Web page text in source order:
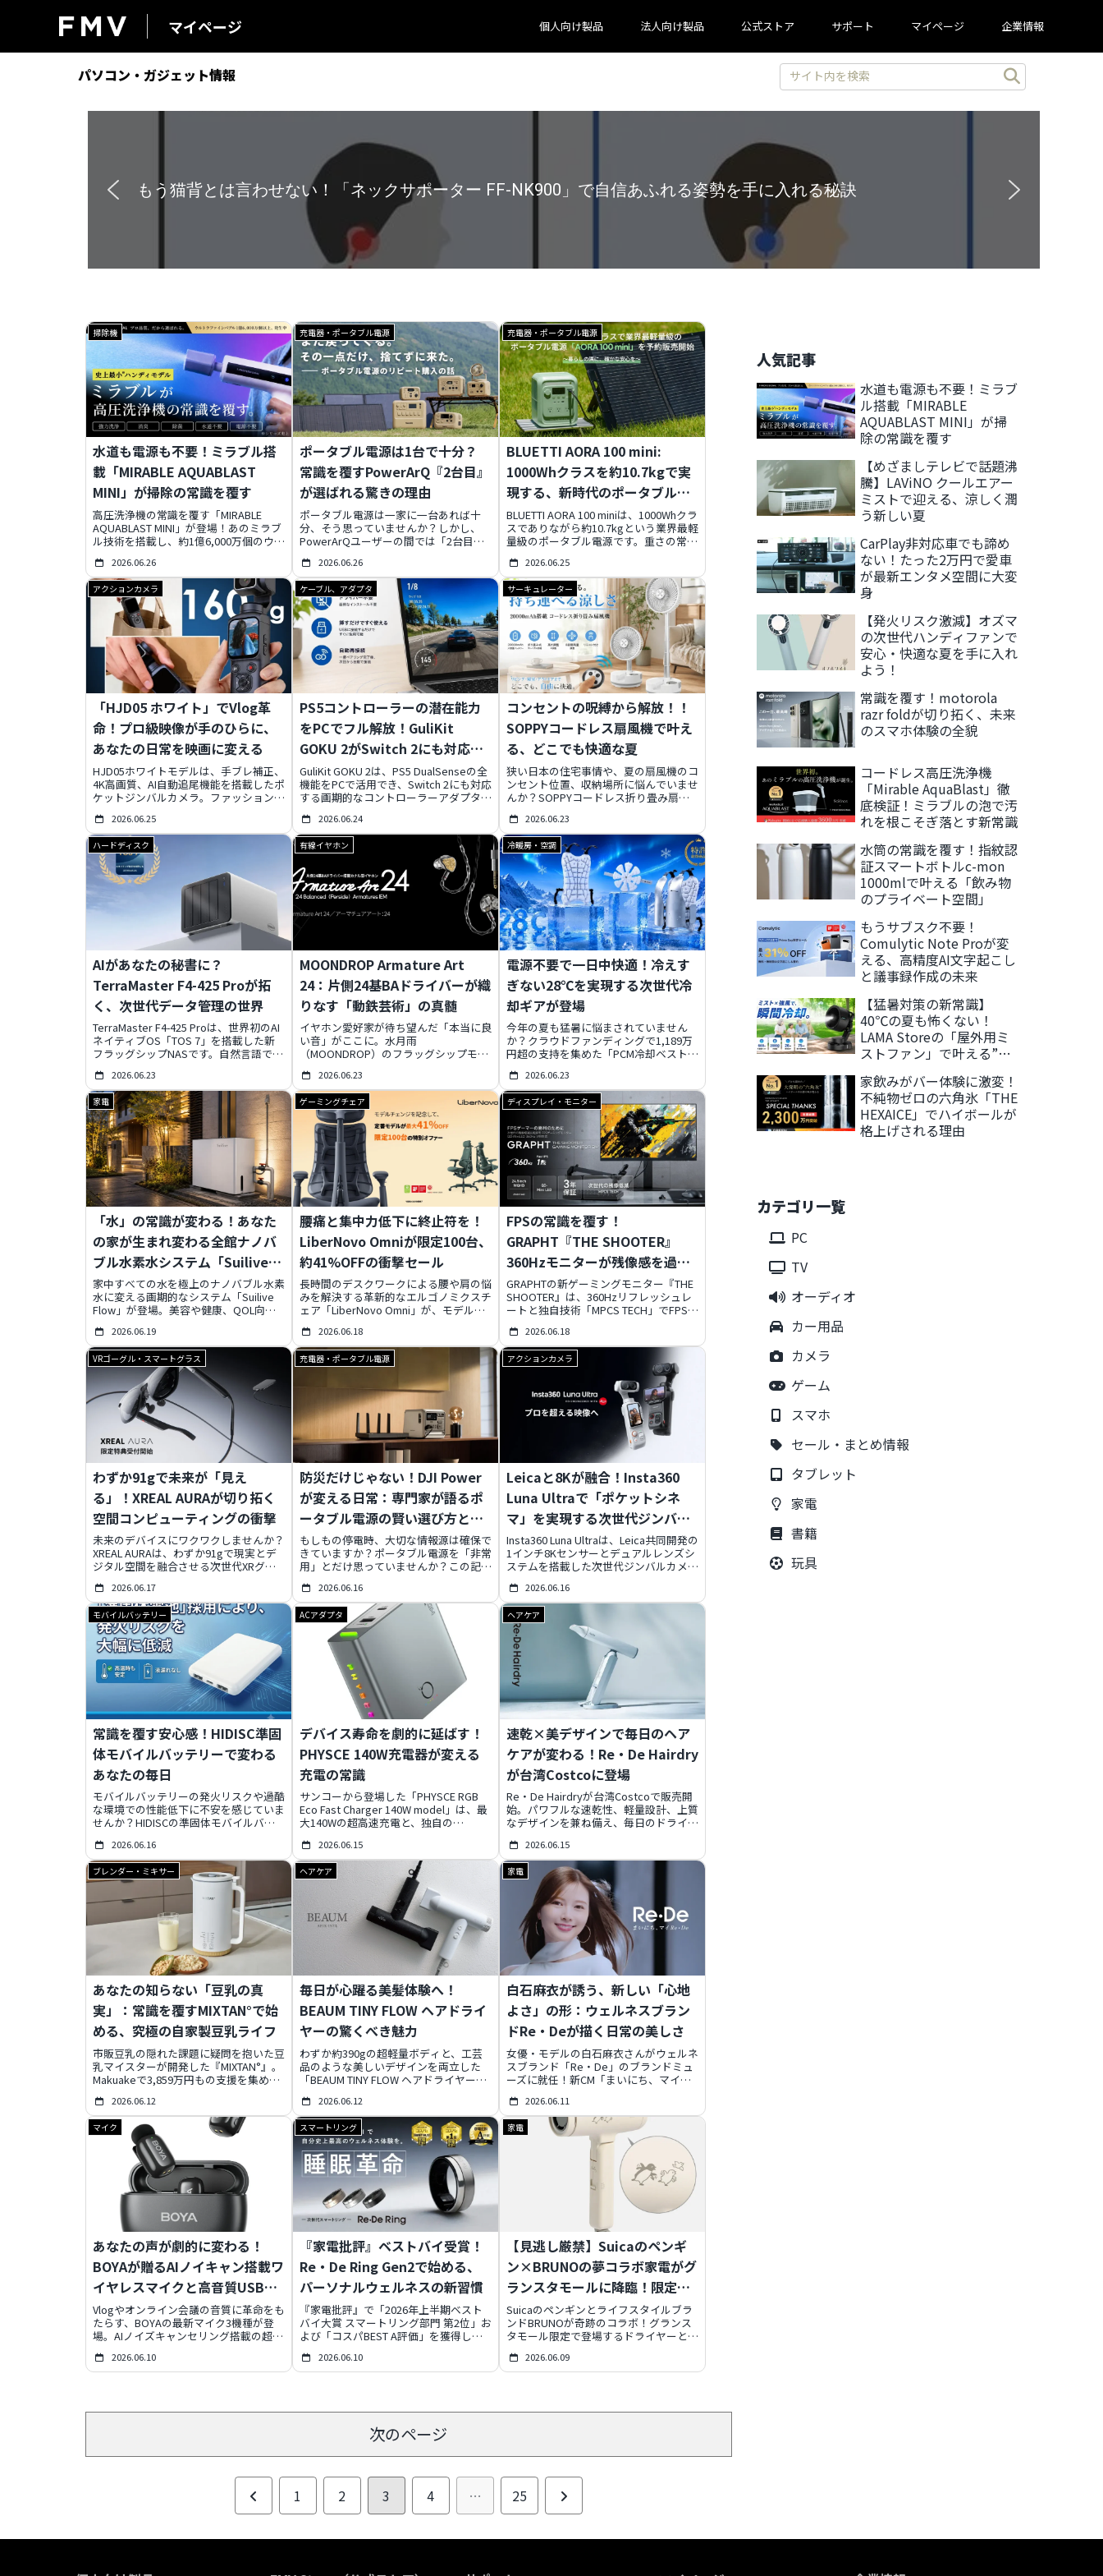
FMV マイページ
マイページ 個人向け製品 法人向け製品 公式ストア サポート マイページ 企業情報
パソコン・ガジェット情報
【速報】アラジン公式オンラインショップが劇的リニューアル！快適すぎる体験と豪華特典を見逃すな！
掃除機
水道も電源も不要！ミラブル搭
載「MIRABLE AQUABLAST
MINI」が掃除の常識を覆す
高圧洗浄機の常識を覆す「MIRABLE
AQUABLAST MINI」が登場！あのミラブ
ル技術を搭載し、約1億6,000万個のウル
＆消臭。約0.86kgの軽量ボディで水道・
コンセント不要、どこでも使える自由さ
が魅力です。Makuakeで先行販売中。
2026.06.26
充電器・ポータブル電源
ポータブル電源は1台で十分？
常識を覆すPowerArQ『2台目』
が選ばれる驚きの理由
ポータブル電源は一家に一台あれば十
分、そう思っていませんか？しかし、
PowerArQユーザーの間では「2台目」
は、単なる製品の性能を超えた、ユーザ
ーのライフスタイルに深く寄り添うブラ
ンド哲学と、確かな信頼関係がありまし
た。この記事では、なぜPowerArQが選
ばれ続けるのか、その魅力と製品ライン
ナップを深掘りします。
2026.06.26
充電器・ポータブル電源
BLUETTI AORA 100 mini:
1000Whクラスを約10.7kgで実
現する、新時代のポータブル電
源
BLUETTI AORA 100 miniは、1000Whクラ
スでありながら約10.7kgという業界最軽
量級のポータブル電源です。重さの常識
ート機能、そして約16年使える長寿命
バッテリーを搭載。日常使いからアウト
ドア、災害時まで、あらゆるシーンで電
力と安心をどこへでも持ち運べる自由な
暮らしを提供します。今ならお得な期間
限定キャンペーンも実施中です。
2026.06.25
アクションカメラ
「HJD05 ホワイト」でVlog革
命！プロ級映像が手のひらに、
あなたの日常を映画に変える
HJD05ホワイトモデルは、手ブレ補正、
4K高画質、AI自動追尾機能を搭載したポ
ケットジンバルカメラ。ファッションに
Vlog初心者でもプロ級の滑らかな映像を
簡単に撮影できます。高コスパで、あな
たの動画ライフをワンランクアップさせ
る一台です。
2026.06.25
ケーブル、アダプタ
PS5コントローラーの潜在能力
をPCでフル解放！GuliKit
GOKU 2がSwitch 2にも対応す
る究極のゲームアダプター
GuliKit GOKU 2は、PS5 DualSenseの全
機能をPCで活用でき、Switch 2にも対応
する画期的なコントローラーアダプター
遅延を実現し、多様なプラットフォーム
とコントローラーに対応。カスタマイズ
機能も充実し、ゲーマーの夢を叶えま
す。発売記念クーポンも提供中。
2026.06.24
サーキュレーター
コンセントの呪縛から解放！！
SOPPYコードレス扇風機で叶え
る、どこでも快適な夏
狭い日本の住宅事情や、夏の扇風機のコ
ンセント位置、収納場所に悩んでいませ
んか？SOPPYコードレス折り畳み扇風
20000mAh大容量バッテリーでコードレ
スの自由を、使わない時はコンパクトに
収納。高さ調整や8段階風量、リモコン
など多機能で、リビング、寝室、アウト
ドアまで、あなただけの快適空間を提供
します。
2026.06.23
ハードディスク
AIがあなたの秘書に？
TerraMaster F4-425 Proが拓
く、次世代データ管理の世界
TerraMaster F4-425 Proは、世界初のAI
ネイティブOS「TOS 7」を搭載した新
フラッグシップNASです。自然言語での
操作、ローカルAI処理、最大1010MB/s
の高速転送、そしてランサムウェアから
データを守るプロアクティブなバックア
ップ機能により、データ管理の常識を劇
的に変革します。クリエイターから家庭
ユーザーまで、あらゆるニーズに応える
この革新的なストレージハブが、あなた
の創造性と効率性を最大限に引き出しま
す。
2026.06.23
有線イヤホン
MOONDROP Armature Art
24：片側24基BAドライバーが織
りなす「動鉄芸術」の真髄
イヤホン愛好家が待ち望んだ「本当に良
い音」がここに。水月雨
（MOONDROP）のフラッグシップモデ
ル「Armature Art 24」は、片側24基と
いう前代未聞のBAドライバー構成で、
未体験の音響空間を実現します。特許取
得の低域モジュール
「SUPERWOOFER」から緻密な高域再
生、そして芸術的なデザインまで、その
秘密と魅力を徹底解説。18万円超えの
価格に見合う「動鉄芸術」の真価に迫り
ます。
2026.06.23
冷暖房・空調
電源不要で一日中快適！冷えす
ぎない28℃を実現する次世代冷
却ギアが登場
今年の夏も猛暑に悩まされていません
か？クラウドファンディングで1,189万
円超の支持を集めた「PCM冷却ベスト」
が、いよいよ一般販売を開始します。電
源不要で「冷えすぎない28℃」を長時
間キープする革新的なPCM素材と特許技
術により、あなたの夏を劇的に快適に変
えるでしょう。ベスト、バックパッド、
キャップパッドの3種類のラインナップ
で、あらゆるシーンの暑さ対策に貢献し
ます。
2026.06.23
家電
「水」の常識が変わる！あなた
の家が生まれ変わる全館ナノバ
ブル水素水システム「Suilive
Flow」の全貌
家中すべての水を極上のナノバブル水素
水に変える画期的なシステム「Suilive
Flow」が登場。美容や健康、QOL向上
に貢献するこの次世代水インフラが、銀
座で体験可能に。その驚きの機能と、あ
なたの生活にもたらす変化を徹底解説し
ます。
2026.06.19
ゲーミングチェア
腰痛と集中力低下に終止符を！
LiberNovo Omniが限定100台、
約41%OFFの衝撃セール
長時間のデスクワークによる腰や肩の悩
みを解決する革新的なエルゴノミクスチ
ェア「LiberNovo Omni」が、モデルチ
ェンジを記念し、限定100台で約41%オ
フ（約7万円引き）となるスペシャルセ
ールを開催中。体の動きに追従する「ダ
イナミック・サポート・システム」な
ど、驚異の機能で快適な座り心地を実現
します。フットレストも同時セール。
2026年6月23日までの期間限定、この見
逃せないチャンスであなたのワークスタ
イルを劇的に向上させましょう。
2026.06.18
ディスプレイ・モニター
FPSの常識を覆す！
GRAPHT『THE SHOOTER』
360Hzモニターが残像感を過去
にする
GRAPHTの新ゲーミングモニター『THE
SHOOTER』は、360Hzリフレッシュレ
ートと独自技術「MPCS TECH」でFPSの
残像感を劇的に低減。24.5インチ
WQHD、QD-Mini LED搭載で高精細な視
認性を実現し、スタンドレスモデルも選
択可能。FPSプレイヤーの勝利を強力に
2026.06.18
VRゴーグル・スマートグラス
わずか91gで未来が「見え
る」！XREAL AURAが切り拓く
空間コンピューティングの衝撃
未来のデバイスにワクワクしませんか？
XREAL AURAは、わずか91gで現実とデ
ジタル空間を融合させる次世代XRグラ
スです。GoogleとQualcommの最先端
技術を結集し、あなたの日常を劇的に変
える可能性を秘めています。この記事を
読めば、XREAL AURAの驚くべき全貌
と、未来をいち早く手に入れるための限
定特典プログラムがわかります！
2026.06.17
充電器・ポータブル電源
防災だけじゃない！DJI Power
が変える日常：専門家が語るポ
ータブル電源の賢い選び方と活
用術
もしもの停電時、大切な情報源は確保で
きていますか？ポータブル電源を「非常
用」とだけ思っていませんか？この記事
では、専門家が語るDJI Powerシリーズ
の真価を徹底解説。防災だけでなく、ア
ウトドアや在宅ケア、車中泊まで、日常
を豊かにする驚きの活用術をご紹介しま
す。あなたに最適な一台を見つけ、日々
の生活に「安心」と「快適」をプラスし
ましょう！
2026.06.16
アクションカメラ
Leicaと8Kが融合！Insta360
Luna Ultraで「ポケットシネ
マ」を実現する次世代ジンバル
カメラ
Insta360 Luna Ultraは、Leica共同開発の
1インチ8Kセンサーとデュアルレンズシ
ステムを搭載した次世代ジンバルカメラ
です。約200gの軽量ボディにプロ仕様
の機能が凝縮され、取り外し式OLEDタ
ッチスクリーンやAIトラッキングで撮影
の自由度を飛躍的に向上させます。
Dolby Vision対応8K30fpsやI-Log撮影、
最大6倍ロスレスズームなど、圧倒的な
映像美と使いやすさで、モバイル映像制
作の常識を塗り替える一台となるでしょ
う。
2026.06.16
モバイルバッテリー
常識を覆す安心感！HIDISC準固
体モバイルバッテリーで変わる
あなたの毎日
モバイルバッテリーの発火リスクや過酷
な環境での性能低下に不安を感じていま
せんか？HIDISCの準固体モバイルバッ
発火リスクを大幅に低減。さら
に-20℃〜55℃の幅広い温度帯で安定稼
働し、ウェアラブルデバイスからスマホ
までこれ1台で対応します。次世代の安
心と汎用性を兼ね備えたこのバッテリー
が、あなたの毎日をより安全で快適なも
のに変えるでしょう。
2026.06.16
ACアダプタ
デバイス寿命を劇的に延ばす！
PHYSCE 140W充電器が変える
充電の常識
サンコーから登場した「PHYSCE RGB
Eco Fast Charger 140W model」は、最
大140Wの超高速充電と、独自の
ッテリー寿命を劇的に延ばす次世代充電
器です。未来的なRGBライティングデザ
イン、4ポート搭載のパワフルな性能、
GaN技術による安定性も兼ね備え、大切
なデバイスを長く快適に使い続けたい方
におすすめです。
2026.06.15
ヘアケア
速乾×美デザインで毎日のヘア
ケアが変わる！Re・De Hairdry
が台湾Costcoに登場
Re・De Hairdryが台湾Costcoで販売開
始。パワフルな速乾性、軽量設計、上質
なデザインを兼ね備え、毎日のドライヤ
秘密を解説。日本発ウェルネスブランド
「Re・De」の哲学が詰まったこの製品
が、台湾のヘアケア市場に新たな風を吹
き込む魅力を紹介します。
2026.06.15
ブレンダー・ミキサー
あなたの知らない「豆乳の真
実」：常識を覆すMIXTAN°で始
める、究極の自家製豆乳ライフ
市販豆乳の隠れた課題に疑問を抱いた豆
乳マイスターが開発した『MIXTAN°』。
Makuakeで3,859万円もの支援を集めた
まで丸ごと飲む」という新習慣を提案し
ます。栄養豊富な大豆の恵みを余すこと
なく摂取し、経済的で環境にも優しい、
新しい豆乳ライフの秘密に迫ります。
2026.06.12
ヘアケア
毎日が心躍る美髪体験へ！
BEAUM TINY FLOW ヘアドライ
ヤーの驚くべき魅力
わずか約390gの超軽量ボディと、工芸
品のような美しいデザインを両立した
「BEAUM TINY FLOW ヘアドライヤー」
乾かし、細やかな機能で日々のヘアケア
を格上げします。美しさと機能性を兼ね
備え、あなたの毎日を「整える」豊かな
時間へと変える、その秘密と魅力を深掘
りします。
2026.06.12
家電
白石麻衣が誘う、新しい「心地
よさ」の形：ウェルネスブラン
ドRe・Deが描く日常の美しさ
女優・モデルの白石麻衣さんがウェルネ
スブランド「Re・De」のブランドミュ
ーズに就任！新CM「まいにち、マイ
に心地よく整うんだ」という飾らない魅
力が満載。Re・Deが提唱する「心地を
リデザインする」という哲学が、いかに
私たちの日常を豊かに変えるか、その全
2026.06.11
マイク
あなたの声が劇的に変わる！
BOYAが贈るAIノイキャン搭載ワ
イヤレスマイクと高音質USBマ
イクの全貌
Vlogやオンライン会議の音質に革命をも
たらす、BOYAの最新マイク3機種が登
場。AIノイズキャンセリング搭載の超小
と、USB接続で手軽に高音質を実現する
「BOYA CM30/CM40」を徹底解説。あ
2026.06.10
スマートリング
『家電批評』ベストバイ受賞！
Re・De Ring Gen2で始める、
パーソナルウェルネスの新習慣
『家電批評』で「2026年上半期ベスト
バイ大賞 スマートリング部門 第2位」お
よび「コスパBEST A評価」を獲得した
Gen2」。単なるデータ計測に留まら
ず、AIによる具体的な生活改善アドバイ
ます。未来を見据えた連携にも注目で
2026.06.10
家電
【見逃し厳禁】Suicaのペンギ
ン×BRUNOの夢コラボ家電がグ
ランスタモールに降臨！限定
100個の超希少アイテムで毎日
を彩ろう
Suicaのペンギンとライフスタイルブラ
ンドBRUNOが奇跡のコラボ！グランス
タモール限定で登場するドライヤーとク
な機能を兼ね備えた超希少アイテムで
す。各100個限定で、2026年6月11日発
をアップグレードしませんか？第2弾の
2026.06.09
次のページ
前
1 2 3 4 … 25
次
人気記事
水道も電源も不要！ミラブ
ル搭載「MIRABLE
AQUABLAST MINI」が掃
除の常識を覆す
【めざましテレビで話題沸
騰】LAViNO クールエアー
ミストで迎える、涼しく潤
う新しい夏
CarPlay非対応車でも諦め
ない！たった2万円で愛車
が最新エンタメ空間に大変
身
【発火リスク激減】オズマ
の次世代ハンディファンで
安心・快適な夏を手に入れ
よう！
常識を覆す！motorola
razr foldが切り拓く、未来
のスマホ体験の全貌
コードレス高圧洗浄機
「Mirable AquaBlast」徹
底検証！ミラブルの泡で汚
れを根こそぎ落とす新常識
水筒の常識を覆す！指紋認
証スマートボトルc-mon
1000mlで叶える「飲み物
のプライベート空間」
もうサブスク不要！
Comulytic Note Proが変
える、高精度AI文字起こし
と議事録作成の未来
【猛暑対策の新常識】
40℃の夏も怖くない！
LAMA Storeの「屋外用ミ
ストファン」で叶える”持
家飲みがバー体験に激変！
不純物ゼロの六角氷「THE
HEXAICE」でハイボールが
格上げされる理由
カテゴリ一覧
PC
TV
オーディオ
カー用品
カメラ
ゲーム
スマホ
セール・まとめ情報
タブレット
家電
書籍
玩具